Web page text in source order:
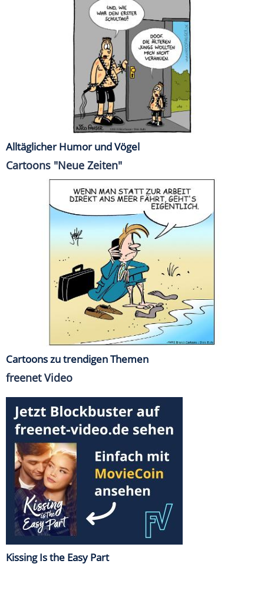
Alltäglicher Humor und Vögel
Cartoons "Neue Zeiten"
Cartoons zu trendigen Themen
freenet Video
Kissing Is the Easy Part